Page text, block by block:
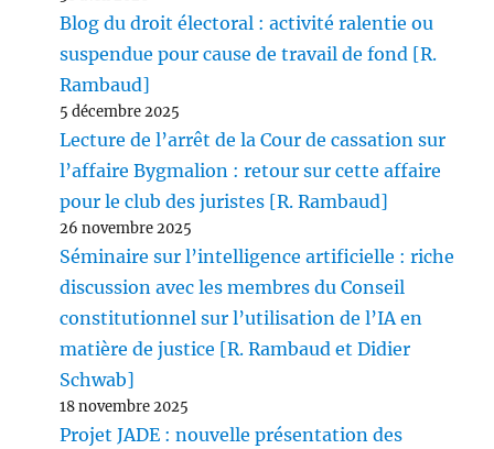
Blog du droit électoral : activité ralentie ou
suspendue pour cause de travail de fond [R.
Rambaud]
5 décembre 2025
Lecture de l’arrêt de la Cour de cassation sur
l’affaire Bygmalion : retour sur cette affaire
pour le club des juristes [R. Rambaud]
26 novembre 2025
Séminaire sur l’intelligence artificielle : riche
discussion avec les membres du Conseil
constitutionnel sur l’utilisation de l’IA en
matière de justice [R. Rambaud et Didier
Schwab]
18 novembre 2025
Projet JADE : nouvelle présentation des